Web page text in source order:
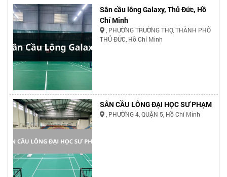
Sân cầu lông Galaxy, Thủ Đức, Hồ
Chí Minh
, PHƯỜNG TRƯỜNG THỌ, THÀNH PHỐ
THỦ ĐỨC, Hồ Chí Minh
SÂN CẦU LÔNG ĐẠI HỌC SƯ PHẠM
, PHƯỜNG 4, QUẬN 5, Hồ Chí Minh